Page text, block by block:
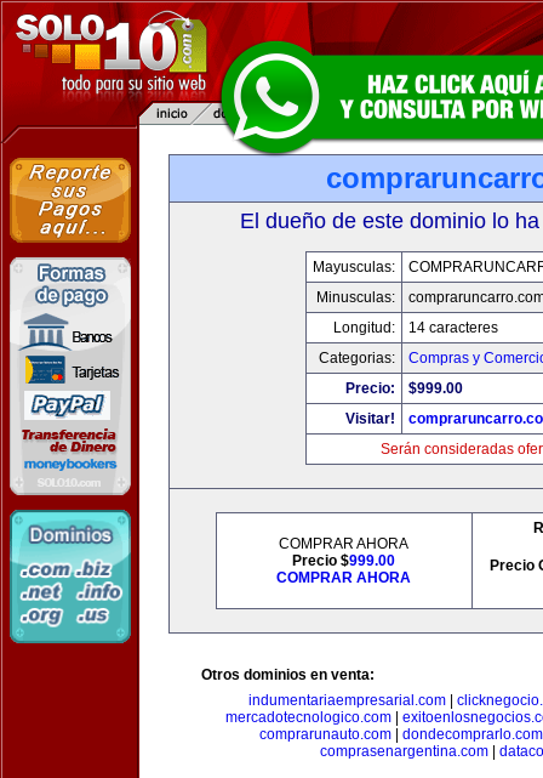
El dueño de este dominio lo
Mayusculas:
Minusculas:
Longitud:
14 caracteres
Categorias:
Compras y
Precio:
$999.00
Visitar!
Serán consideradas
COMPRAR AHORA
Precio $999.00
COMPRAR AHORA
Precio
Otros dominios en venta:
indumentariaempresarial.com
mercadotecnologico.com
comprarunauto.com| dondecomprarlo.com
comprasenargentina.com|